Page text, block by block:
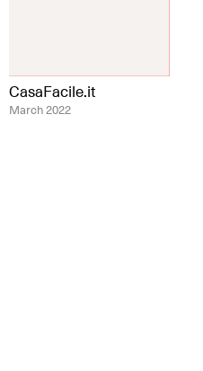
CasaFacile.it
March 2022